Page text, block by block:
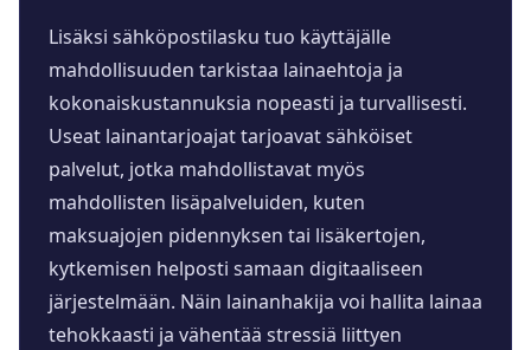
Lisäksi sähköpostilasku tuo käyttäjälle
mahdollisuuden tarkistaa lainaehtoja ja
kokonaiskustannuksia nopeasti ja turvallisesti.
Useat lainantarjoajat tarjoavat sähköiset
palvelut, jotka mahdollistavat myös
mahdollisten lisäpalveluiden, kuten
maksuajojen pidennyksen tai lisäkertojen,
kytkemisen helposti samaan digitaaliseen
järjestelmään. Näin lainanhakija voi hallita lainaa
tehokkaasti ja vähentää stressiä liittyen